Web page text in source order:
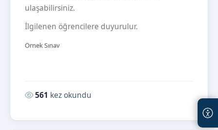
ulaşabilirsiniz.
İlgilenen öğrencilere duyurulur.
Örnek Sınav
Okunma sayısı:
561 kez okundu